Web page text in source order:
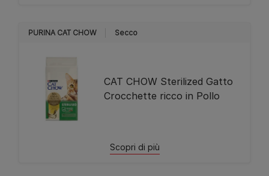
PURINA CAT CHOW Secco
CAT CHOW Sterilized Gatto
Crocchette ricco in Pollo
Scopri di più